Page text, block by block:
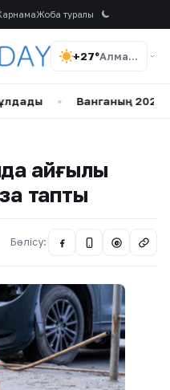
Жоба туралы
+27° Алматы
2026 жылға
қайғылы
тапты
Бөлісу: @